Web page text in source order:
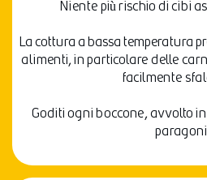
Niente più rischio di cibi
La cottura a bassa temperatura
alimenti, in particolare delle
facilmente
Goditi ogni boccone, avvolto